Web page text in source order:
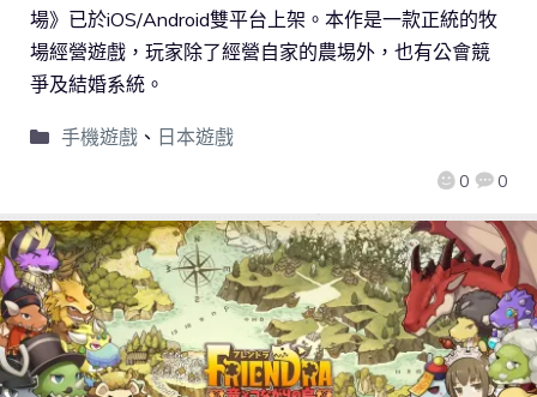
0 0
場》已於iOS/Android雙平台上架。本作是一款正統的牧
場經營遊戲，玩家除了經營自家的農埸外，也有公會競
爭及結婚系統。
手機遊戲、 日本遊戲